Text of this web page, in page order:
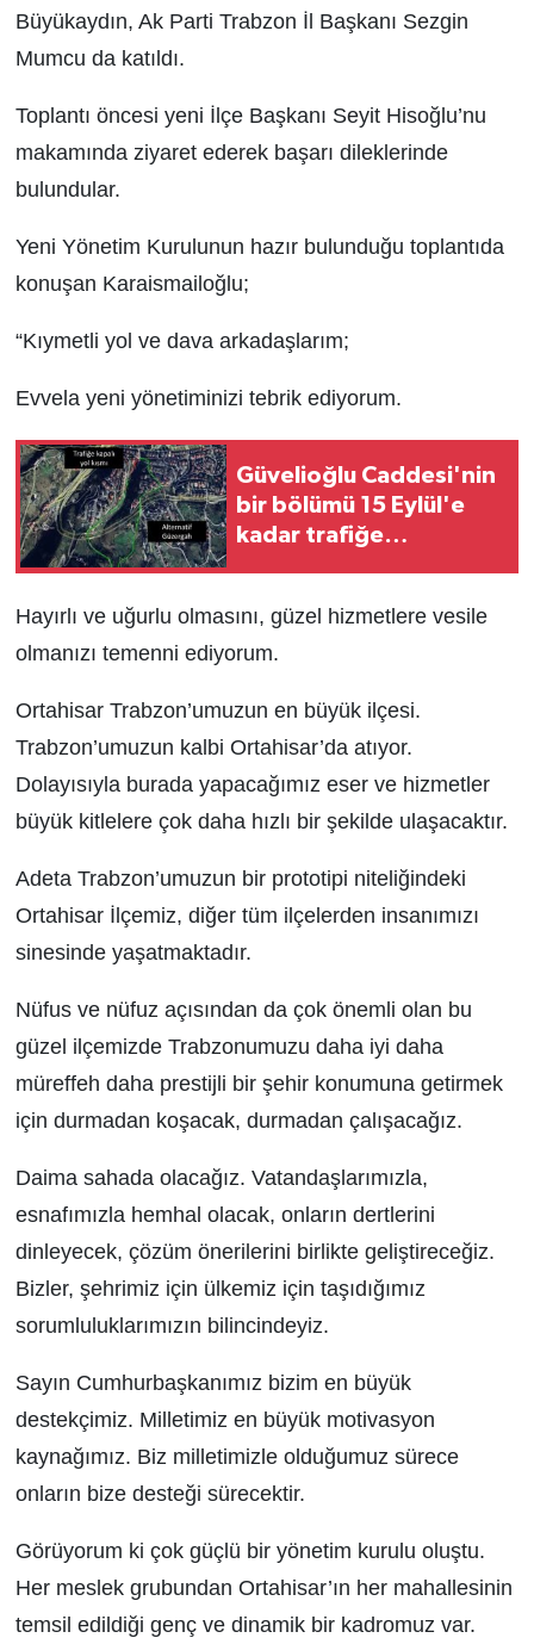
Büyükaydın, Ak Parti Trabzon İl Başkanı Sezgin
Mumcu da katıldı.
Toplantı öncesi yeni İlçe Başkanı Seyit Hisoğlu’nu
makamında ziyaret ederek başarı dileklerinde
bulundular.
Yeni Yönetim Kurulunun hazır bulunduğu toplantıda
konuşan Karaismailoğlu;
“Kıymetli yol ve dava arkadaşlarım;
Evvela yeni yönetiminizi tebrik ediyorum.
Güvelioğlu Caddesi'nin
bir bölümü 15 Eylül'e
kadar trafiğe
Hayırlı ve uğurlu olmasını, güzel hizmetlere vesile
olmanızı temenni ediyorum.
Ortahisar Trabzon’umuzun en büyük ilçesi.
Trabzon’umuzun kalbi Ortahisar’da atıyor.
Dolayısıyla burada yapacağımız eser ve hizmetler
büyük kitlelere çok daha hızlı bir şekilde ulaşacaktır.
Adeta Trabzon’umuzun bir prototipi niteliğindeki
Ortahisar İlçemiz, diğer tüm ilçelerden insanımızı
sinesinde yaşatmaktadır.
Nüfus ve nüfuz açısından da çok önemli olan bu
güzel ilçemizde Trabzonumuzu daha iyi daha
müreffeh daha prestijli bir şehir konumuna getirmek
için durmadan koşacak, durmadan çalışacağız.
Daima sahada olacağız. Vatandaşlarımızla,
esnafımızla hemhal olacak, onların dertlerini
dinleyecek, çözüm önerilerini birlikte geliştireceğiz.
Bizler, şehrimiz için ülkemiz için taşıdığımız
sorumluluklarımızın bilincindeyiz.
Sayın Cumhurbaşkanımız bizim en büyük
destekçimiz. Milletimiz en büyük motivasyon
kaynağımız. Biz milletimizle olduğumuz sürece
onların bize desteği sürecektir.
Görüyorum ki çok güçlü bir yönetim kurulu oluştu.
Her meslek grubundan Ortahisar’ın her mahallesinin
temsil edildiği genç ve dinamik bir kadromuz var.